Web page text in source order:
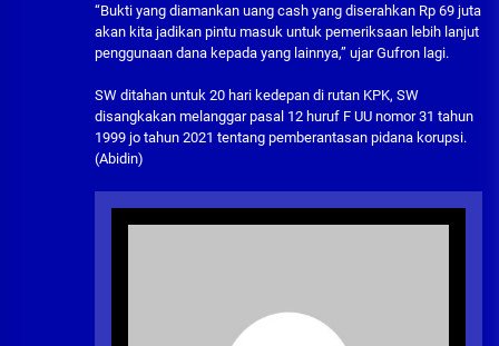
“Bukti yang diamankan uang cash yang diserahkan Rp 69 juta
akan kita jadikan pintu masuk untuk pemeriksaan lebih lanjut
penggunaan dana kepada yang lainnya,” ujar Gufron lagi.
SW ditahan untuk 20 hari kedepan di rutan KPK, SW
disangkakan melanggar pasal 12 huruf F UU nomor 31 tahun
1999 jo tahun 2021 tentang pemberantasan pidana korupsi.
(Abidin)